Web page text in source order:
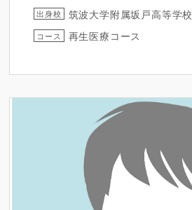
出身校 筑波大学附属坂戸高等学校
コース 再生医療コース